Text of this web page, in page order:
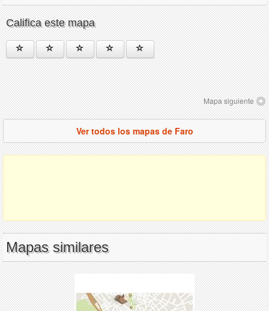
Califica este mapa
Mapa siguiente
Ver todos los mapas de Faro
Mapas similares